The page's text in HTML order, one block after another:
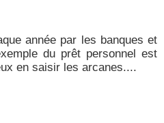
année par les banques et
du prêt personnel est
en saisir les arcanes....